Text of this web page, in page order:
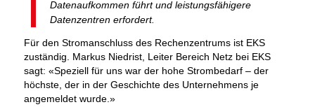
Datenaufkommen führt und leistungsfähigere
Datenzentren erfordert.
Für den Stromanschluss des Rechenzentrums ist EKS
zuständig. Markus Niedrist, Leiter Bereich Netz bei EKS
sagt: «Speziell für uns war der hohe Strombedarf – der
höchste, der in der Geschichte des Unternehmens je
angemeldet wurde.»